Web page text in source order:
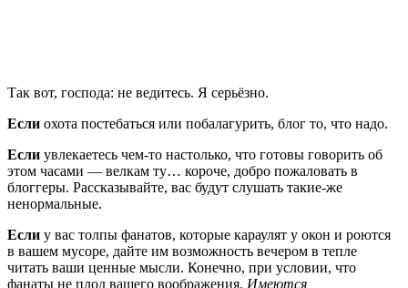
Так вот, господа: не ведитесь. Я серьёзно.
Если охота постебаться или побалагурить, блог то, что надо.
Если увлекаетесь чем-то настолько, что готовы говорить об
этом часами — велкам ту… короче, добро пожаловать в
блоггеры. Рассказывайте, вас будут слушать такие-же
ненормальные.
Если у вас толпы фанатов, которые караулят у окон и роются
в вашем мусоре, дайте им возможность вечером в тепле
читать ваши ценные мысли. Конечно, при условии, что
фанаты не плод вашего воображения. Имеются